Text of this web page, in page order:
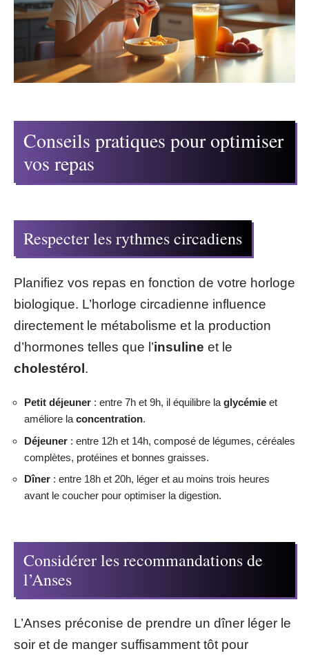
Conseils pratiques pour optimiser
vos repas
Respecter les rythmes circadiens
Planifiez vos repas en fonction de votre horloge
biologique. L’horloge circadienne influence
directement le métabolisme et la production
d’hormones telles que l’insuline et le
cholestérol.
Petit déjeuner : entre 7h et 9h, il équilibre la glycémie et
améliore la concentration.
Déjeuner : entre 12h et 14h, composé de légumes, céréales
complètes, protéines et bonnes graisses.
Dîner : entre 18h et 20h, léger et au moins trois heures
avant le coucher pour optimiser la digestion.
Considérer les recommandations de
l’Anses
L’Anses préconise de prendre un dîner léger le
soir et de manger suffisamment tôt pour